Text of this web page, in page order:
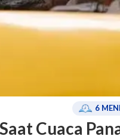
6
Cuaca